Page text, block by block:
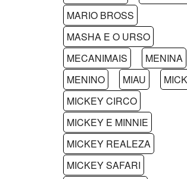
MARIO BROSS
MASHA E O URSO
MECANIMAIS
MENINA
MENINO
MIAU
MICKEY CIRCO
MICKEY E MINNIE
MICKEY REALEZA
MICKEY SAFARI